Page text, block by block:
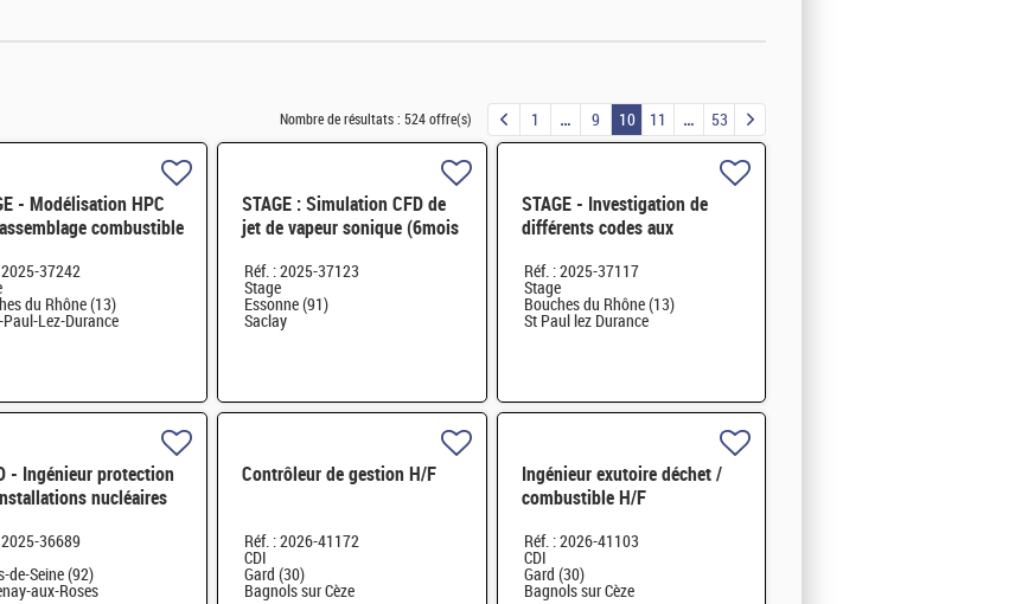
Nombre de résultats : 524 offre(s) 1 9 10 11 53
- Modélisation HPC
combustible
2025-37242
du Rhône (13)
Lez-Durance
STAGE : Simulation CFD de
jet de vapeur sonique (6mois
d'ingénieur.e.s) H/F
Réf. : 2025-37123
Stage
Essonne (91)
Saclay
STAGE - Investigation de
différents codes aux
la mécanique du solide et
exte
Réf. : 2025-37117
Stage
Bouches du Rhône (13)
St Paul lez Durance
- Ingénieur protection
nucléaires
2025-36689
de-Seine (92)
aux-Roses
Contrôleur de gestion H/F
Réf. : 2026-41172
CDI
Gard (30)
Bagnols sur Cèze
Ingénieur exutoire déchet /
combustible H/F
Réf. : 2026-41103
CDI
Gard (30)
Bagnols sur Cèze